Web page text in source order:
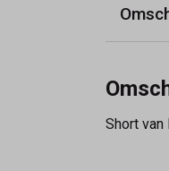
Short van